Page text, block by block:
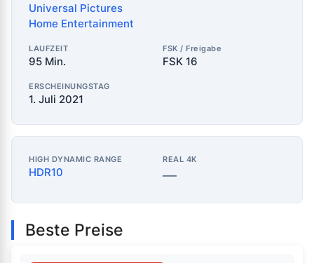
Universal Pictures
Home Entertainment
LAUFZEIT
95 Min.
FSK / Freigabe
FSK 16
ERSCHEINUNGSTAG
1. Juli 2021
HIGH DYNAMIC RANGE
HDR10
REAL 4K
—
Beste Preise